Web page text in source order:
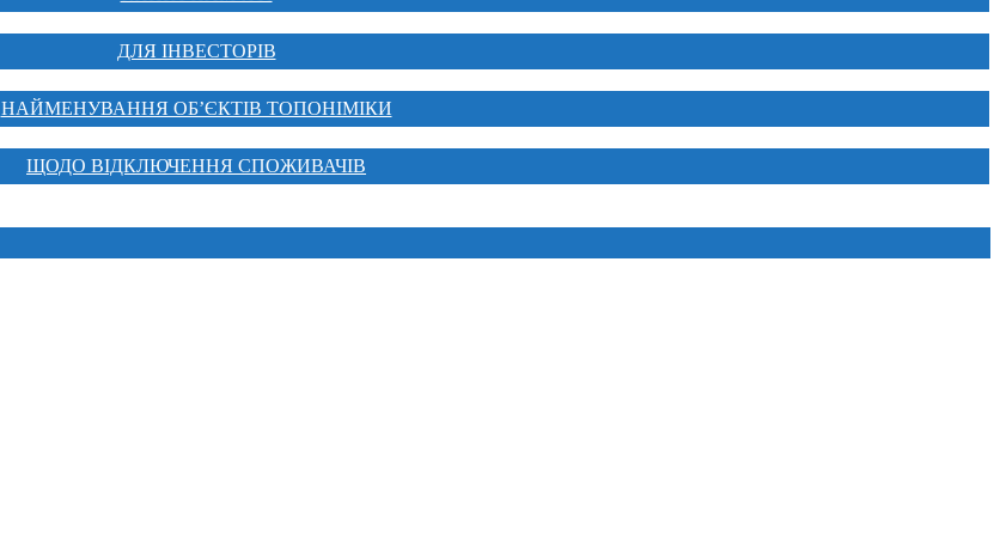
ДЛЯ ІНВЕСТОРІВ
НАЙМЕНУВАННЯ ОБ’ЄКТІВ ТОПОНІМІКИ
ЩОДО ВІДКЛЮЧЕННЯ СПОЖИВАЧІВ